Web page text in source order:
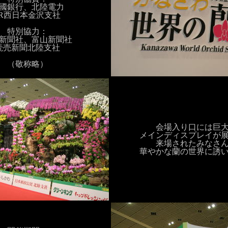
銀行、北陸電力
西日本金沢支社
特別協力：
聞社、富山新聞社
売新聞北陸支社
（敬称略）
会場入り口には巨
メインディスプレイが
来場されたみなさ
華やかな蘭の世界に誘